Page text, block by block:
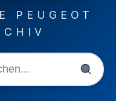
PEUGEOT